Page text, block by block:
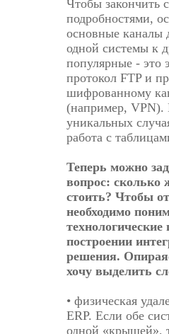
Чтобы закончить
подробностями,
основные каналы
одной системы к
популярные - это
протокол FTP и
шифрованному
(например, VPN).
уникальных
работа с
Теперь можно
вопрос: сколько
стоить? Чтобы
необходимо
построении
решения.
хочу выделить
• физическая
ERP. Если обе
одной «крышей»,